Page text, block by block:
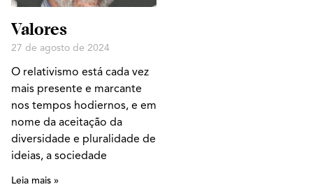
Valores
27 de agosto de 2024
O relativismo está cada vez
mais presente e marcante
nos tempos hodiernos, e em
nome da aceitação da
diversidade e pluralidade de
ideias, a sociedade
Leia mais »